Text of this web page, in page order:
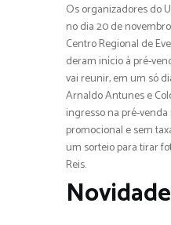
Os organizadores do
no dia 20 de
Centro Regional de
deram início à pré-
vai reunir, em um só
Arnaldo Antunes e
ingresso na pré-
promocional e sem
um sorteio para tirar
Reis.
Novidade